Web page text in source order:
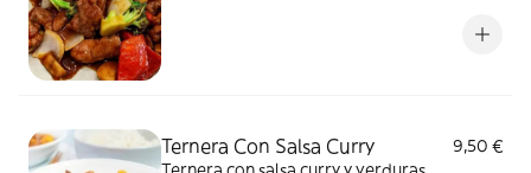
Ternera Con Salsa Curry
9,50 €